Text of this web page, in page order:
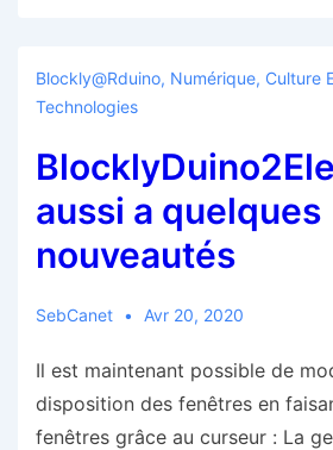
Blockly@rduino, Numérique, Culture
Technologies
aussi a quelques
nouveautés
SebCanet Avr 20, 2020
Il est maintenant possible de
disposition des fenêtres en
fenêtres grâce au curseur : La